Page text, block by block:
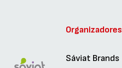
Organizadores
Sáviat Brands